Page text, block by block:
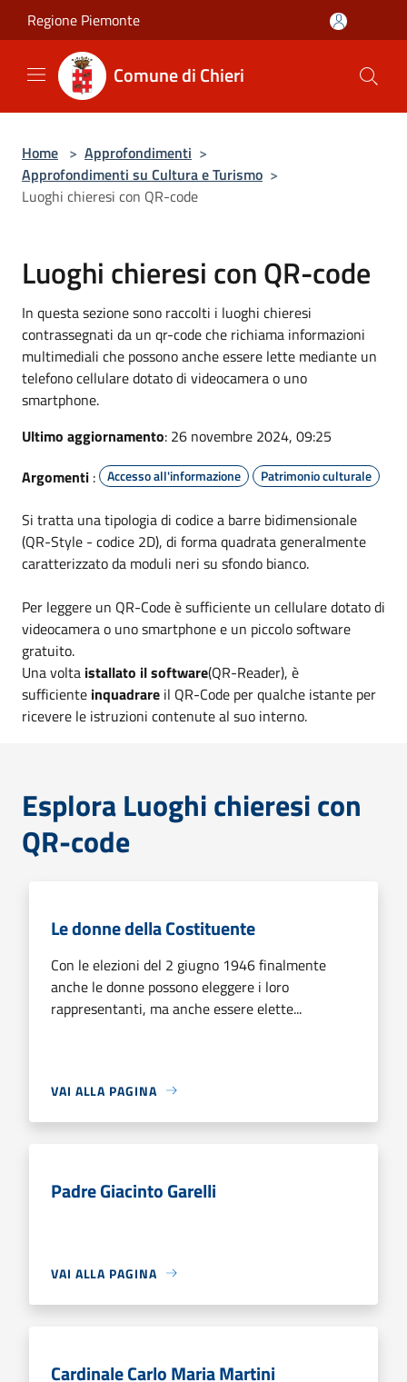
Salta al contenuto principale
Regione Piemonte
Comune di Chieri
Home > Approfondimenti >
Approfondimenti su Cultura e Turismo >
Luoghi chieresi con QR-code
Luoghi chieresi con QR-code
In questa sezione sono raccolti i luoghi chieresi
contrassegnati da un qr-code che richiama informazioni
multimediali che possono anche essere lette mediante un
telefono cellulare dotato di videocamera o uno
smartphone.
Ultimo aggiornamento: 26 novembre 2024, 09:25
Argomenti : Accesso all'informazione Patrimonio culturale
Si tratta una tipologia di codice a barre bidimensionale
(QR-Style - codice 2D), di forma quadrata generalmente
caratterizzato da moduli neri su sfondo bianco.
Per leggere un QR-Code è sufficiente un cellulare dotato di
videocamera o uno smartphone e un piccolo software
gratuito.
Una volta istallato il software(QR-Reader), è
sufficiente inquadrare il QR-Code per qualche istante per
ricevere le istruzioni contenute al suo interno.
Esplora Luoghi chieresi con
QR-code
Le donne della Costituente
Con le elezioni del 2 giugno 1946 finalmente
anche le donne possono eleggere i loro
rappresentanti, ma anche essere elette...
VAI ALLA PAGINA
Padre Giacinto Garelli
VAI ALLA PAGINA
Cardinale Carlo Maria Martini